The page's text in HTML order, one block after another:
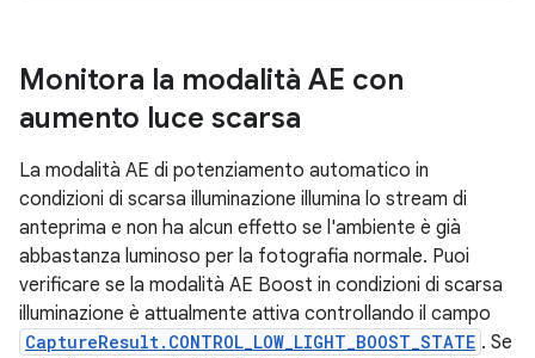
Monitora la modalità AE con
aumento luce scarsa
La modalità AE di potenziamento automatico in
condizioni di scarsa illuminazione illumina lo stream di
anteprima e non ha alcun effetto se l'ambiente è già
abbastanza luminoso per la fotografia normale. Puoi
verificare se la modalità AE Boost in condizioni di scarsa
illuminazione è attualmente attiva controllando il campo
CaptureResult.CONTROL_LOW_LIGHT_BOOST_STATE . Se